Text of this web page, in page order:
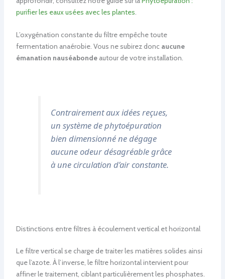
purifier les eaux usées avec les plantes.
L’oxygénation constante du filtre empêche toute
fermentation anaérobie. Vous ne subirez donc aucune
émanation nauséabondeautour de votre installation.
Contrairement aux idées reçues,
un système de phytoépuration
bien dimensionné ne dégage
aucune odeur désagréable grâce
à une circulation d’air constante.
Distinctions entre filtres à écoulement vertical et horizontal
Le filtre vertical se charge de traiter les matières solides ainsi
que l’azote. À l’inverse, le filtre horizontal intervient pour
affiner le traitement, ciblant particulièrement les phosphates.